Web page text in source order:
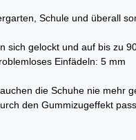
Schule und überall
sich gelockt und auf bis zu
Einfädeln: 5 mm
die Schuhe nie mehr
den Gummizugeffekt